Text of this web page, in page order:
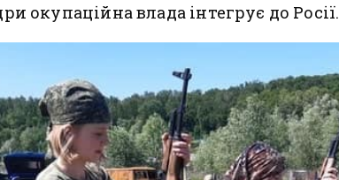
окупаційна влада інтегрує до Росії.